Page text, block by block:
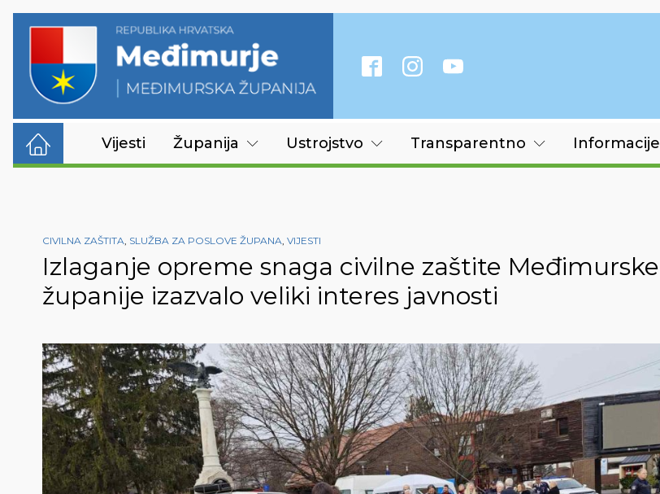
Vijesti Županija Ustrojstvo Transparentno Informacije
CIVILNA ZAŠTITA, SLUŽBA ZA POSLOVE ŽUPANA, VIJESTI
Izlaganje opreme snaga civilne zaštite Međimurske
županije izazvalo veliki interes javnosti